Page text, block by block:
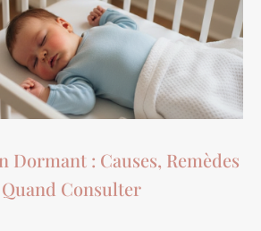
Dormant : Causes, Remèdes
Consulter